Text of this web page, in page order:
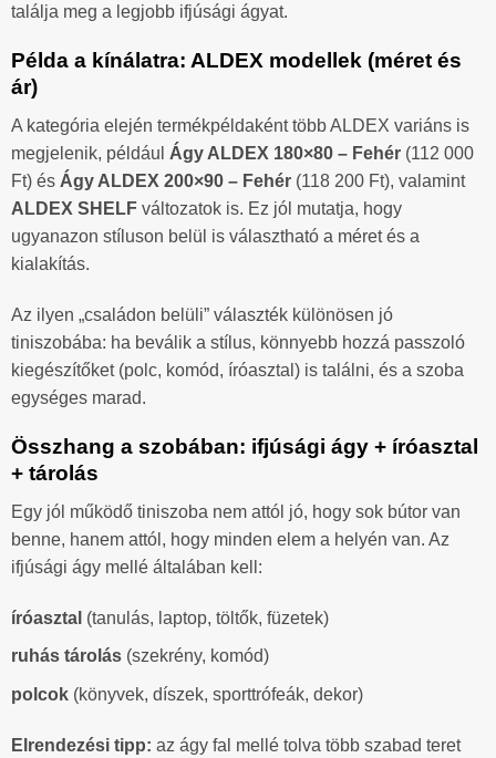
találja meg a legjobb ifjúsági ágyat.
Példa a kínálatra: ALDEX modellek (méret és
ár)
A kategória elején termékpéldaként több ALDEX variáns is
megjelenik, például Ágy ALDEX 180×80 – Fehér (112 000
Ft) és Ágy ALDEX 200×90 – Fehér (118 200 Ft), valamint
ALDEX SHELF változatok is. Ez jól mutatja, hogy
ugyanazon stíluson belül is választható a méret és a
kialakítás.
Az ilyen „családon belüli” választék különösen jó
tiniszobába: ha beválik a stílus, könnyebb hozzá passzoló
kiegészítőket (polc, komód, íróasztal) is találni, és a szoba
egységes marad.
Összhang a szobában: ifjúsági ágy + íróasztal
+ tárolás
Egy jól működő tiniszoba nem attól jó, hogy sok bútor van
benne, hanem attól, hogy minden elem a helyén van. Az
ifjúsági ágy mellé általában kell:
íróasztal (tanulás, laptop, töltők, füzetek)
ruhás tárolás (szekrény, komód)
polcok (könyvek, díszek, sporttrófeák, dekor)
Elrendezési tipp: az ágy fal mellé tolva több szabad teret